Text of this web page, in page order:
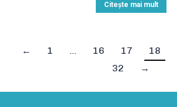
Citește mai mult
← 1 … 16 17 18
32
→